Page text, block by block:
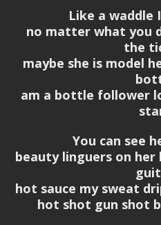
Like a waddle
no matter what you
the
maybe she is model
am a bottle follower
You can see
beauty linguers on
hot sauce my sweat
hot shot gun shot